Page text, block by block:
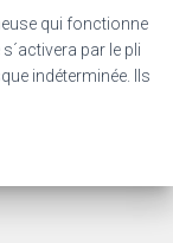
qui fonctionne
par le pli
indéterminée. Ils